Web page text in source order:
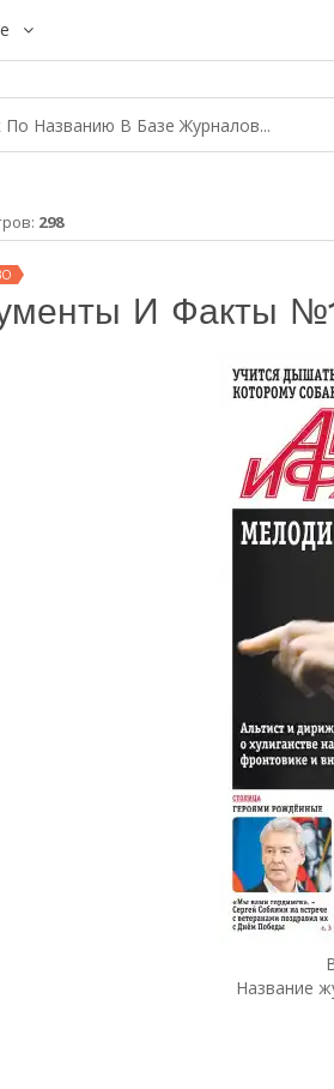
298
И Факты
Название